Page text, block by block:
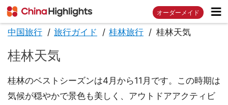
オーダーメイド
中国旅行 旅行ガイド 桂林旅行 桂林天気
桂林天気
桂林のベストシーズンは4月から11月です。この時期は
気候が穏やかで景色も美しく、アウトドアアクティビ